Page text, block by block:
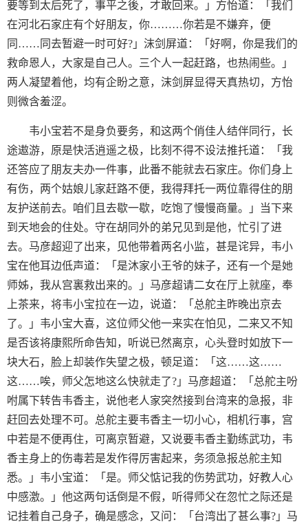
要等到太后死了，事平之後，才敢回来。」方怡道：「我们
在河北石家庄有个好朋友，你………你若是不嫌弃，便
同……同去暂避一时可好?」沫剑屏道：「好啊，你是我们的
救命恩人，大家是自己人。三个人一起赶路，也热闹些。」
两人凝望着他，均有企盼之意，沫剑屏显得天真热切，方怡
则微含羞涩。
韦小宝若不是身负要务，和这两个俏佳人结伴同行，长
途遨游，原是快活逍遥之极，比刻不得不设法推托道：「我
还答应了朋友夫办一件事，此番不能就去石家庄。你们身上
有伤，两个姑娘儿家赶路不便，我得拜托一两位靠得住的朋
友护送前去。咱们且去歇一歇，吃饱了慢慢商量。」当下来
到天地会的住处。守在胡同外的弟兄见到是他，忙引了进
去。马彦超迎了出来，见他带着两名小监，甚是诧异，韦小
宝在他耳边低声道：「是沐家小王爷的妹子，还有一个是她
师姊，我从宫裏救出来的。」马彦超请二女在厅上就座，奉
上茶来，将韦小宝拉在一边，说道：「总舵主昨晚出京去
了。」韦小宝大喜，这位师父他一来实在怕见，二来又不知
是否该将康熙所命告知，听说已然离京，心头登时如放下一
块大石，脸上却装作失望之极，顿足道：「这……这……
这……唉，师父怎地这么快就走了?」马彦超道：「总舵主吩
咐属下转告韦香主，说他老人家突然接到台湾来的急报，非
赶回去处理不可。总舵主要韦香主一切小心，相机行事，宫
中若是不便再住，可离京暂避，又说要韦香主勤练武功，韦
香主身上的伤毒若是发作得厉害起来，务须急报总舵主知
悉。」韦小宝道：「是。师父惦记我的伤势武功，好教人心
中感激。」他这两句话倒是不假，听得师父在忽忙之际还是
记挂着自己身子，确是感念，又问：「台湾出了甚么事?」马